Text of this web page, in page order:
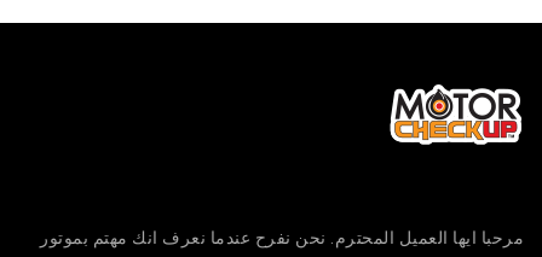
مرحبا ايها العميل المحترم. نحن نفرح عندما نعرف انك مهتم بموتور